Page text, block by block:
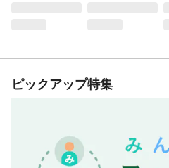
ピックアップ特集